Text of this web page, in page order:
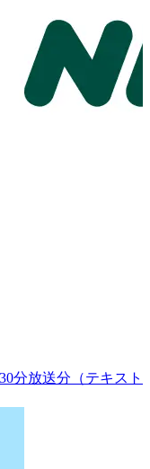
分放送分（テキスト